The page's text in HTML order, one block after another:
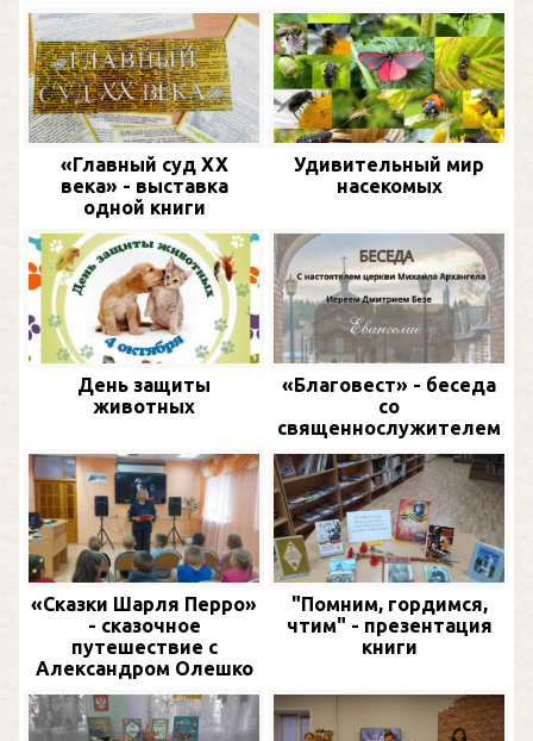
«Главный суд XX
века» - выставка
одной книги
Удивительный мир
насекомых
День защиты
животных
«Благовест» - беседа
со
священнослужителем
«Сказки Шарля Перро»
- сказочное
путешествие с
Александром Олешко
"Помним, гордимся,
чтим" - презентация
книги